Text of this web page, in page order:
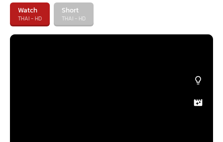
Watch
THAI - HD
Short
THAI - HD